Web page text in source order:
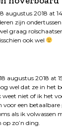
augustus 2018 at
zijn
graag
ook wel
18 augustus 2018 at
wel dat ze in het
weet niet of ik het
voor een
als ik volwassen
op zo’n ding.